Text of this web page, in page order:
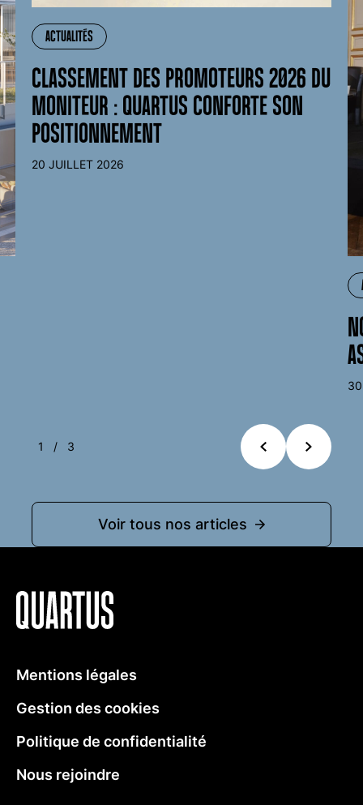
ACTUALITÉS
CLASSEMENT DES PROMOTEURS 2026 DU
MONITEUR : QUARTUS CONFORTE SON
POSITIONNEMENT
20 JUILLET 2026
1 / 3 PrécédentSuivant
Voir tous nos articles
Quartus
Mentions légales
Gestion des cookies
Politique de confidentialité
Nous rejoindre